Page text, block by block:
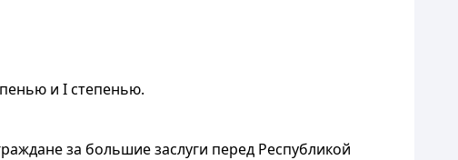
и I степенью.
за большие заслуги перед Республикой